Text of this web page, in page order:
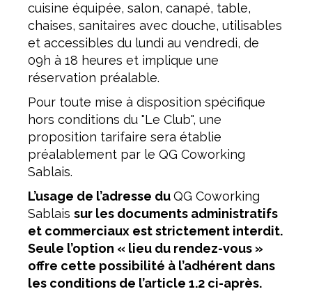
cuisine équipée, salon, canapé, table,
chaises, sanitaires avec douche, utilisables
et accessibles du lundi au vendredi, de
09h à 18 heures et implique une
réservation préalable.
Pour toute mise à disposition spécifique
hors conditions du "Le Club", une
proposition tarifaire sera établie
préalablement par le QG Coworking
Sablais.
L’usage de l’adresse duQG Coworking
Sablais sur les documents administratifs
et commerciaux est strictement interdit.
Seule l’option « lieu du rendez-vous »
offre cette possibilité à l’adhérent dans
les conditions de l’article 1.2 ci-après.